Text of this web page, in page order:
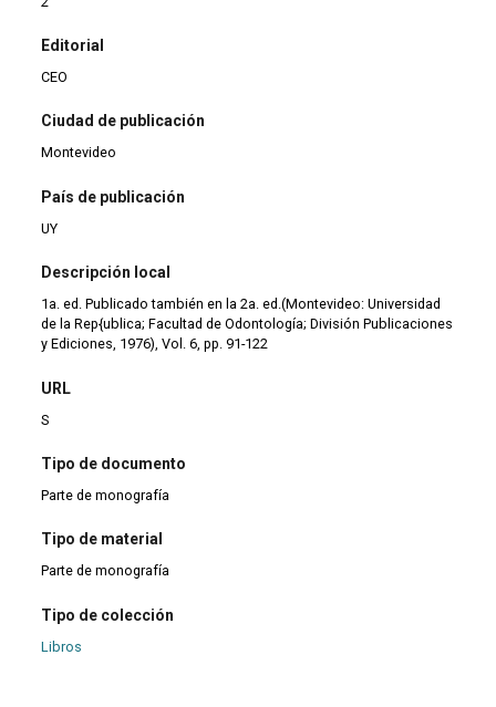
Editorial
CEO
Ciudad de publicación
Montevideo
País de publicación
UY
Descripción local
1a. ed. Publicado también en la 2a. ed.(Montevideo: Universidad
de la Rep{ublica; Facultad de Odontología; División Publicaciones
y Ediciones, 1976), Vol. 6, pp. 91-122
URL
S
Tipo de documento
Parte de monografía
Tipo de material
Parte de monografía
Tipo de colección
Libros